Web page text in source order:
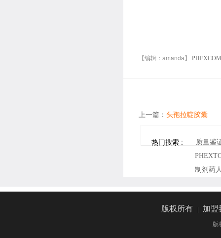
【编辑：amanda】
上一篇：头孢拉啶胶囊
热门搜索 :
质量鉴
制剂药
版权所有 | 加
版